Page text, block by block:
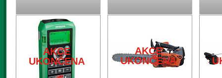
AKCE
UKONČENA
AKCE
UKONČENA